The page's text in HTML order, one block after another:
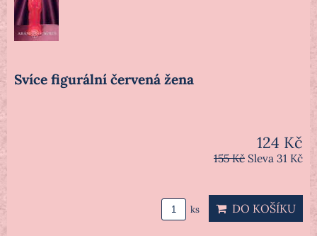
Svíce figurální červená žena
124 Kč
155 Kč Sleva 31 Kč
ks DO KOŠÍKU